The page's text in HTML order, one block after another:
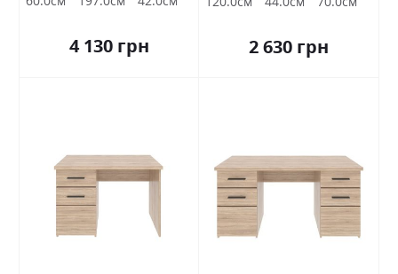
4 130 грн 2 630 грн